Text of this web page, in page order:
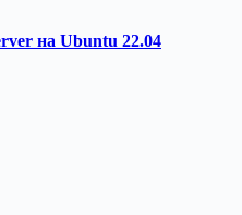
на Ubuntu 22.04